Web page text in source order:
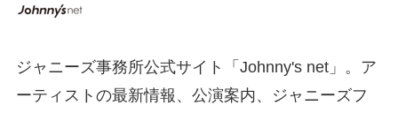
ジャニーズ事務所公式サイト「Johnny's net」。ア
ーティストの最新情報、公演案内、ジャニーズフ